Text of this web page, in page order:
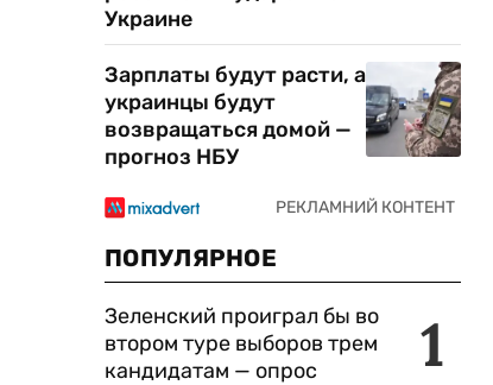
Украине
Зарплаты будут расти, а
украинцы будут
возвращаться домой —
прогноз НБУ
ПОПУЛЯРНОЕ
1
Зеленский проиграл бы во
втором туре выборов трем
кандидатам — опрос